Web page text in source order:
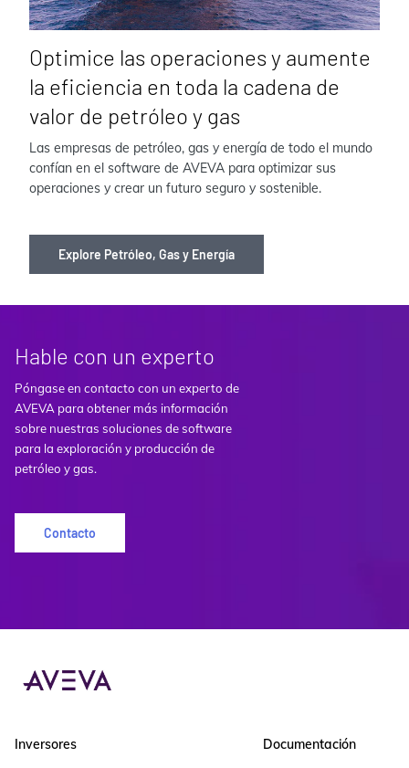
Optimice las operaciones y aumente
la eficiencia en toda la cadena de
valor de petróleo y gas
Las empresas de petróleo, gas y energía de todo el mundo
confían en el software de AVEVA para optimizar sus
operaciones y crear un futuro seguro y sostenible.
Explore Petróleo, Gas y Energía
Hable con un experto
Póngase en contacto con un experto de
AVEVA para obtener más información
sobre nuestras soluciones de software
para la exploración y producción de
petróleo y gas.
Contacto
Inversores
Documentación